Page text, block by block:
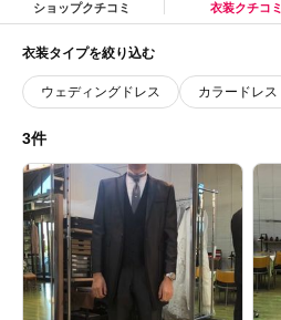
ショップクチコミ 衣装クチコミ
衣装タイプを絞り込む
ウェディングドレス カラードレス
3件